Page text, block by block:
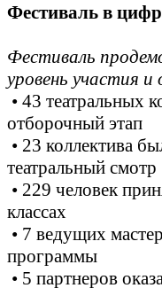
Фестиваль в
Фестиваль
уровень участия и
• 43 театральных
отборочный этап
• 23 коллектива
театральный смотр
• 229 человек
классах
• 7 ведущих
программы
• 5 партнеров